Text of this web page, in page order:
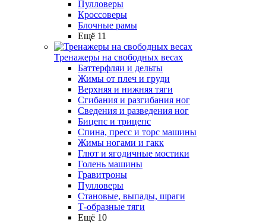
Пулловеры
Кроссоверы
Блочные рамы
Ещё 11
Тренажеры на свободных весах
Баттерфляи и дельты
Жимы от плеч и груди
Верхняя и нижняя тяги
Сгибания и разгибания ног
Сведения и разведения ног
Бицепс и трицепс
Спина, пресс и торс машины
Жимы ногами и гакк
Глют и ягодичные мостики
Голень машины
Гравитроны
Пулловеры
Становые, выпады, шраги
Т-образные тяги
Ещё 10